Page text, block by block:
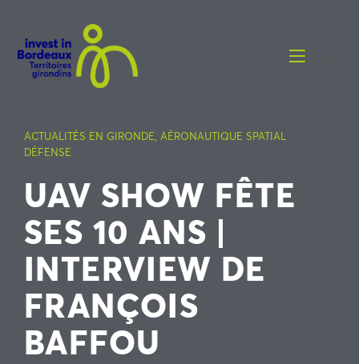
ACTUALITÉS EN GIRONDE, AÉRONAUTIQUE SPATIAL
DÉFENSE
UAV SHOW FÊTE
SES 10 ANS |
INTERVIEW DE
FRANÇOIS
BAFFOU